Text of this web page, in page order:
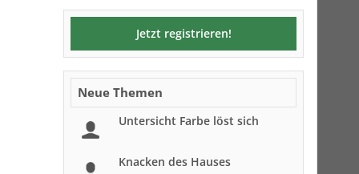
Jetzt registrieren!
Neue Themen
Untersicht Farbe löst sich
Knacken des Hauses